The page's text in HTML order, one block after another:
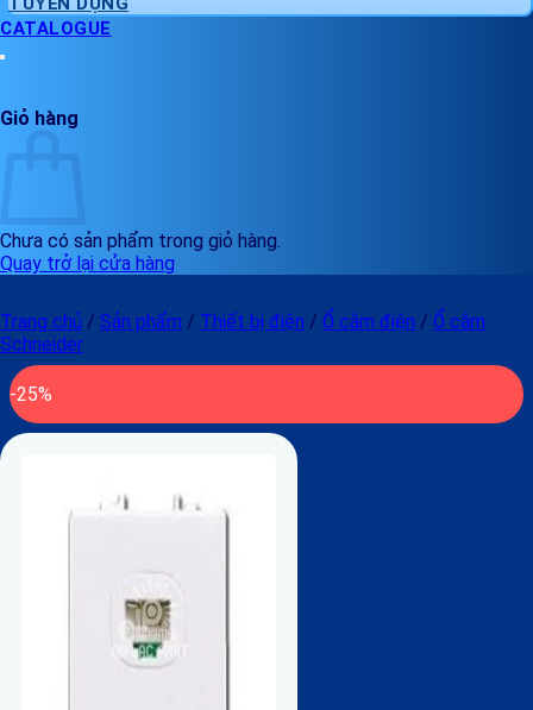
CATALOGUE
Giỏ hàng
Chưa có sản phẩm trong giỏ hàng.
Quay trở lại cửa hàng
Trang chủ / Sản phẩm / Thiết bị điện / Ổ cắm điện / Ổ cắm
Schneider
-25%